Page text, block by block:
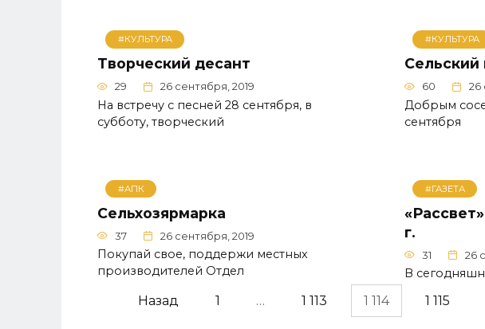
#КУЛЬТУРА
Творческий десант
29 26 сентября, 2019
На встречу с песней 28 сентября, в
субботу, творческий
#КУЛЬТУРА
Сельский
60 26
Добрым
сентября
#АПК
Сельхозярмарка
37 26 сентября, 2019
Покупай свое, поддержи местных
производителей Отдел
#ГАЗЕТА
г.
31 26
В
Навигация
Назад 1 … 1 113 1 114 1 115